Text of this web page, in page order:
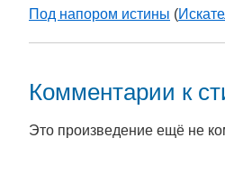
Под напором истины (
Комментарии к
Это произведение ещё не